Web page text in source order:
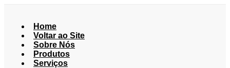
Home
Voltar ao Site
Sobre Nós
Produtos
Serviços